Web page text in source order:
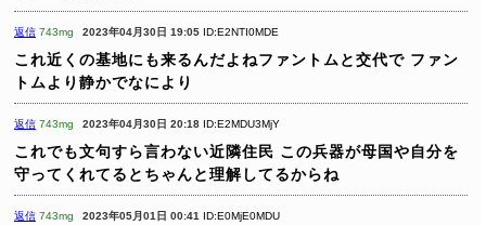
返信 743mg 2023年04月30日 19:05 ID:E2NTI0MDE
これ近くの基地にも来るんだよねファントムと交代で ファン
トムより静かでなにより
返信 743mg 2023年04月30日 20:18 ID:E2MDU3MjY
これでも文句すら言わない近隣住民 この兵器が母国や自分を
守ってくれてるとちゃんと理解してるからね
返信 743mg 2023年05月01日 00:41 ID:E0MjE0MDU